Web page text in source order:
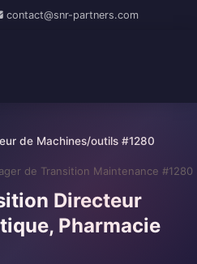
contact@snr-partners.com
de Machines/outils #1280
de Transition Maintenance #1280
Directeur
Pharmacie